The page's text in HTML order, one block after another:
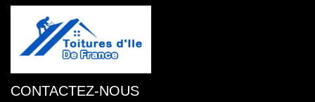
CONTACTEZ-NOUS